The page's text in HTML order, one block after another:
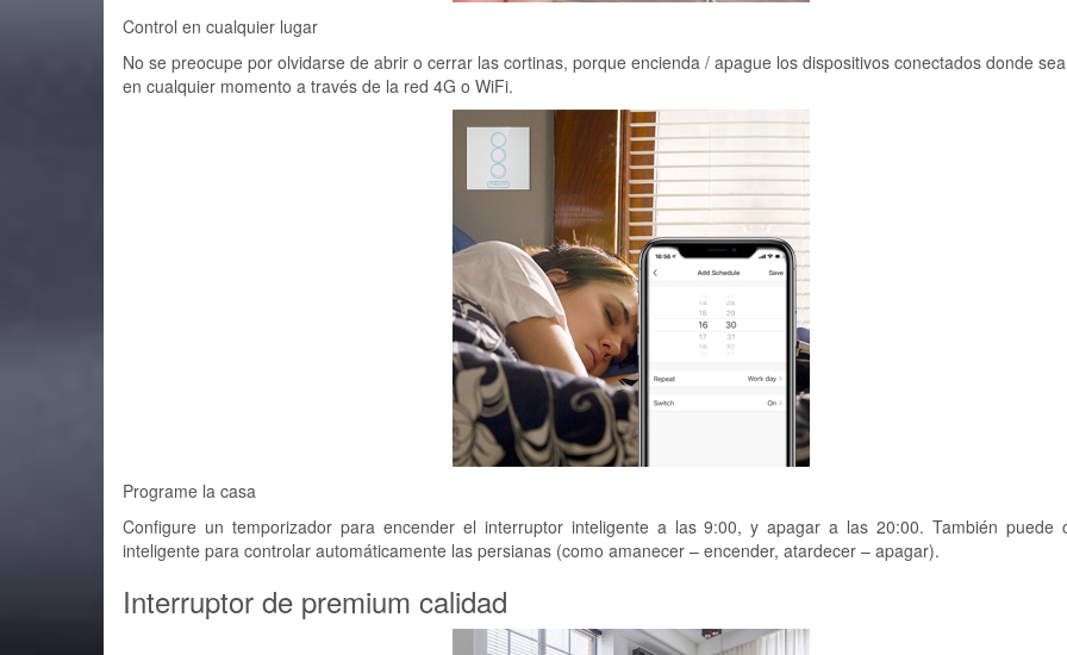
Control en cualquier lugar
No se preocupe por olvidarse de abrir o cerrar las cortinas, porque encienda / apague los dispositivos conectados donde
en cualquier momento a través de la red 4G o WiFi.
Programe la casa
Configure un temporizador para encender el interruptor inteligente a las 9:00, y apagar a las 20:00. También puede
inteligente para controlar automáticamente las persianas (como amanecer – encender, atardecer – apagar).
Interruptor de premium calidad